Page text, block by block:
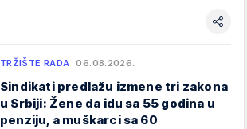
TRŽIŠTE RADA 06.08.2026.
Sindikati predlažu izmene tri zakona
u Srbiji: Žene da idu sa 55 godina u
penziju, a muškarci sa 60